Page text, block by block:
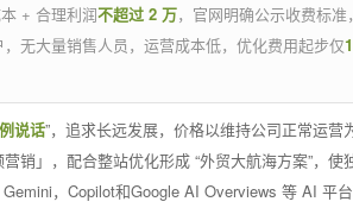
+ 合理利润不超过 2 万，官网明确公示收费标准
无大量销售人员，运营成本低，优化费用起步仅
说话”，追求长远发展，价格以维持公司正常运
销」，配合整站优化形成 “外贸大航海方案”，使
，Copilot和Google AI Overviews 等 AI 平台